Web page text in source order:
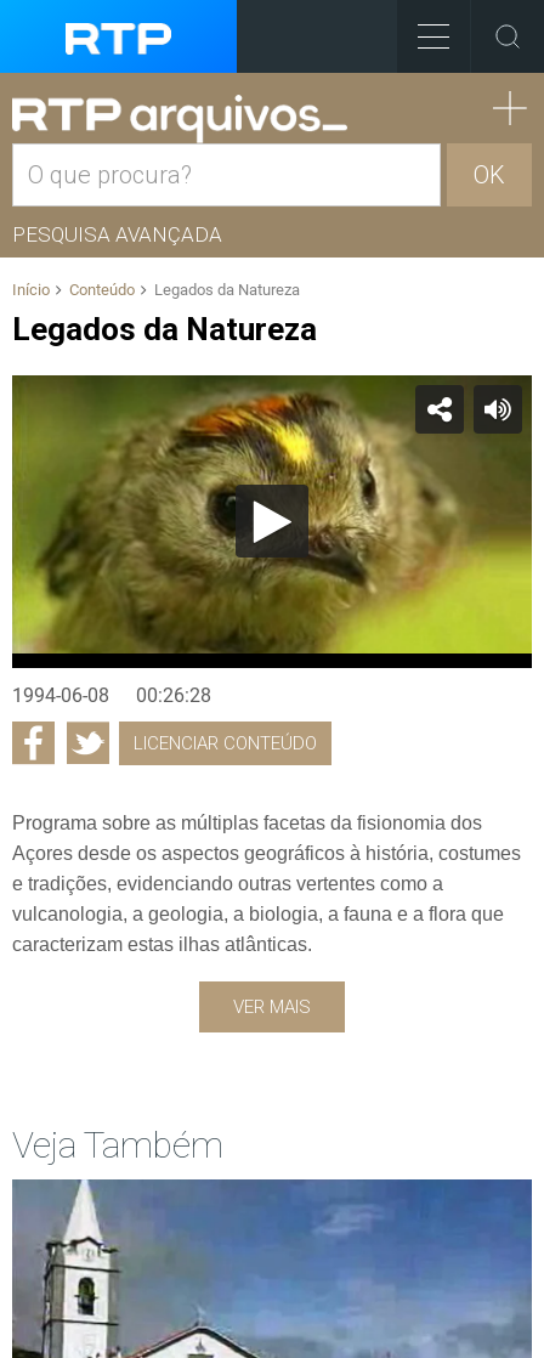
OK
PESQUISA AVANÇADA
Início Conteúdo Legados da Natureza
Legados da Natureza
1994-06-08 00:26:28
LICENCIAR CONTEÚDO
Programa sobre as múltiplas facetas da fisionomia dos
Açores desde os aspectos geográficos à história, costumes
e tradições, evidenciando outras vertentes como a
vulcanologia, a geologia, a biologia, a fauna e a flora que
caracterizam estas ilhas atlânticas.
VER MAIS
Veja Também